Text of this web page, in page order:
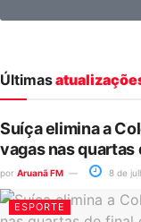
Últimas
Suíça elimina a
vagas nas quartas
por Aruanã FM 8 de
ESPORTE